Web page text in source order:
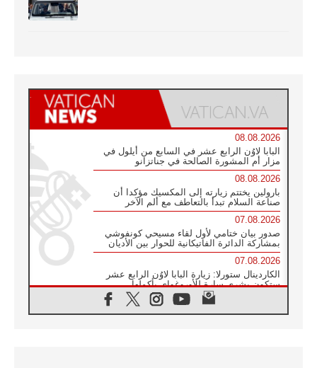
08.08.2026
البابا لاوُن الرابع عشر في السابع من أيلول في
مزار أم المشورة الصالحة في جناتزانو
08.08.2026
بارولين يختتم زيارته إلى المكسيك مؤكدا أن
صناعة السلام تبدأ بالتعاطف مع ألم الآخر
07.08.2026
صدور بيان ختامي لأول لقاء مسيحي كونفوشي
بمشاركة الدائرة الفاتيكانية للحوار بين الأديان
07.08.2026
الكاردينال ستورلا: زيارة البابا لاوُن الرابع عشر
ستكون بشرى سارة للأوروغواي بأكملها
الفاتيكان يعلن برنامج الزيارة الرسولية للبابا لاوُن